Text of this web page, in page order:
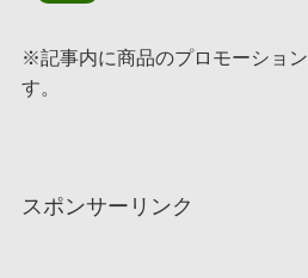
※記事内に商品のプロモーショ
す。
スポンサーリンク